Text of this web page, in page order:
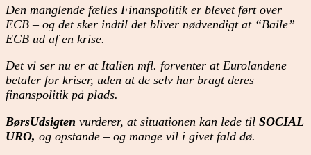
Den manglende fælles Finanspolitik er blevet ført over
ECB – og det sker indtil det bliver nødvendigt at “Baile”
ECB ud af en krise.
Det vi ser nu er at Italien mfl. forventer at Eurolandene
betaler for kriser, uden at de selv har bragt deres
finanspolitik på plads.
BørsUdsigten vurderer, at situationen kan lede til SOCIAL
URO, og opstande – og mange vil i givet fald dø.